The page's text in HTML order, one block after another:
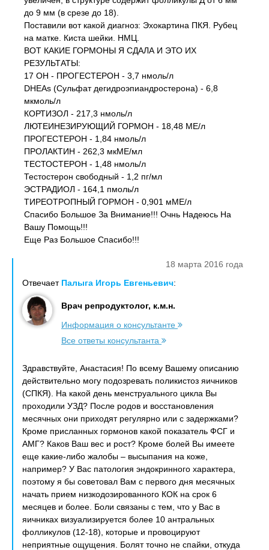
до 9 мм (в срезе до 18).
Поставили вот какой диагноз: Эхокартина ПКЯ. Рубец
на матке. Киста шейки. НМЦ.
ВОТ КАКИЕ ГОРМОНЫ Я СДАЛА И ЭТО ИХ
РЕЗУЛЬТАТЫ:
17 ОН - ПРОГЕСТЕРОН - 3,7 нмоль/л
DHEAs (Сульфат дегидроэпиандростерона) - 6,8
мкмоль/л
КОРТИЗОЛ - 217,3 нмоль/л
ЛЮТЕИНЕЗИРУЮЩИЙ ГОРМОН - 18,48 МЕ/л
ПРОГЕСТЕРОН - 1,84 нмоль/л
ПРОЛАКТИН - 262,3 мкМЕ/мл
ТЕСТОСТЕРОН - 1,48 нмоль/л
Тестостерон свободный - 1,2 пг/мл
ЭСТРАДИОЛ - 164,1 пмоль/л
ТИРЕОТРОПНЫЙ ГОРМОН - 0,901 мМЕ/л
Спасибо Большое За Внимание!!! Очнь Надеюсь На
Вашу Помощь!!!
Еще Раз Большое Спасибо!!!
18 марта 2016 года
Отвечает Палыга Игорь Евгеньевич:
Врач репродуктолог, к.м.н.
Информация о консультанте
Все ответы консультанта
Здравствуйте, Анастасия! По всему Вашему описанию
действительно могу подозревать поликистоз яичников
(СПКЯ). На какой день менструального цикла Вы
проходили УЗД? После родов и восстановления
месячных они приходят регулярно или с задержками?
Кроме присланных гормонов какой показатель ФСГ и
АМГ? Каков Ваш вес и рост? Кроме болей Вы имеете
еще какие-либо жалобы – высыпания на коже,
например? У Вас патология эндокринного характера,
поэтому я бы советовал Вам с первого дня месячных
начать прием низкодозированного КОК на срок 6
месяцев и более. Боли связаны с тем, что у Вас в
яичниках визуализируется более 10 антральных
фолликулов (12-18), которые и провоцируют
неприятные ощущения. Болят точно не спайки, откуда